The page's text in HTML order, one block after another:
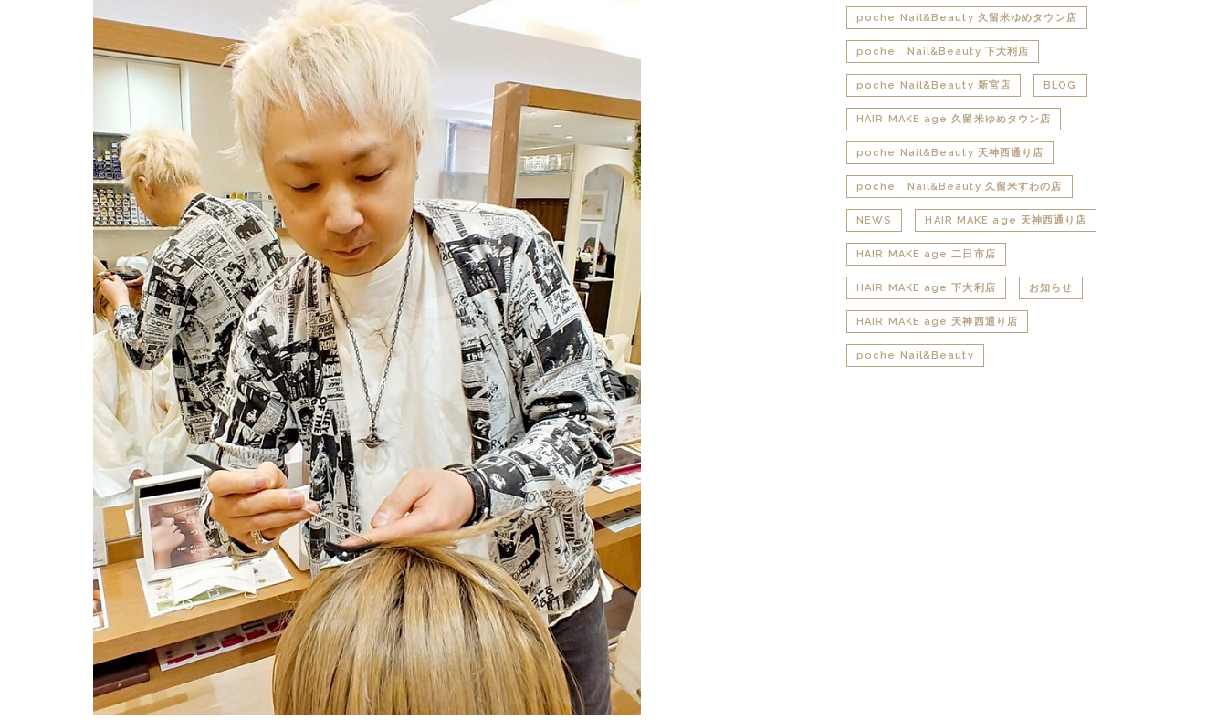
poche Nail&Beauty 久留米ゆめタウン店
poche Nail&Beauty 下大利店
poche Nail&Beauty 新宮店 BLOG
HAIR MAKE age 久留米ゆめタウン店
poche Nail&Beauty 天神西通り店
poche Nail&Beauty 久留米すわの店
NEWS HAIR MAKE age 天神西通り店
HAIR MAKE age 二日市店
HAIR MAKE age 下大利店 お知らせ
HAIR MAKE age 天神西通り店
poche Nail&Beauty